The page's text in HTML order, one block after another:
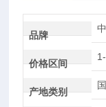
品牌
价格区间
产地类别